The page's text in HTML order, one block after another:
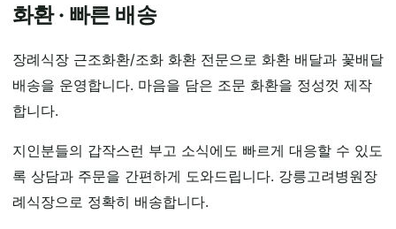
화환 · 빠른 배송
장례식장 근조화환/조화 화환 전문으로 화환 배달과 꽃배달
배송을 운영합니다. 마음을 담은 조문 화환을 정성껏 제작
합니다.
지인분들의 갑작스런 부고 소식에도 빠르게 대응할 수 있도
록 상담과 주문을 간편하게 도와드립니다. 강릉고려병원장
례식장으로 정확히 배송합니다.